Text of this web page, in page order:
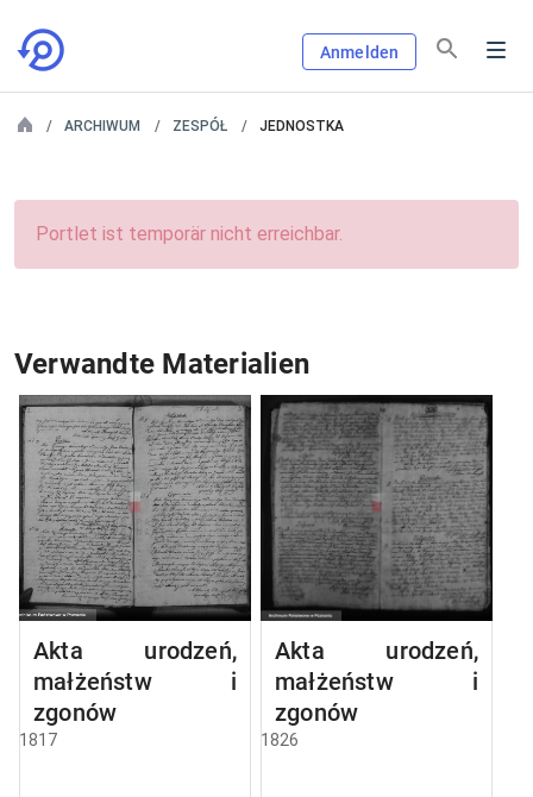
Anmelden
ARCHIWUM ZESPÓŁ JEDNOSTKA
Portlet ist temporär nicht erreichbar.
Verwandte Materialien
Akta urodzeń,
małżeństw i
zgonów
1817
Akta urodzeń,
małżeństw i
zgonów
1826